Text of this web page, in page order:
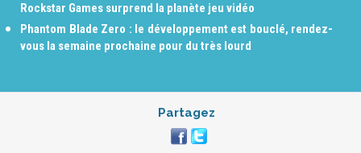
Rockstar Games surprend la planète jeu vidéo
Phantom Blade Zero : le développement est bouclé, rendez-
vous la semaine prochaine pour du très lourd
Partagez